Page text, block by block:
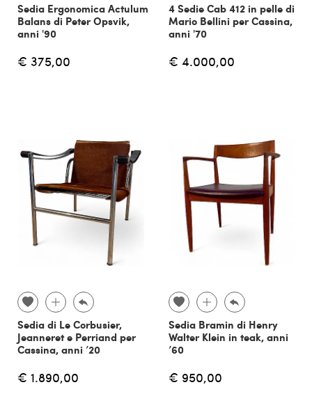
Sedia Ergonomica Actulum
Balans di Peter Opsvik,
anni '90
€ 375,00
4 Sedie Cab 412 in pelle di
Mario Bellini per Cassina,
anni '70
€ 4.000,00
Sedia di Le Corbusier,
Jeanneret e Perriand per
Cassina, anni ’20
€ 1.890,00
Sedia Bramin di Henry
Walter Klein in teak, anni
’60
€ 950,00